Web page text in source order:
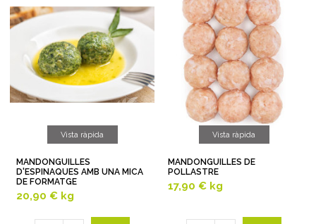
Vista ràpida
MANDONGUILLES
D'ESPINAQUES AMB UNA MICA
DE FORMATGE
20,90 € kg
Vista ràpida
MANDONGUILLES DE
POLLASTRE
17,90 € kg